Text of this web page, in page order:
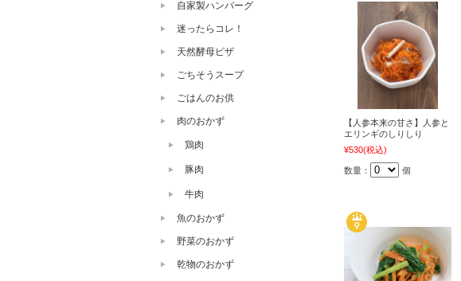
【人参本来の甘さ】人参と
エリンギのしりしり
¥530(税込)
数量： 個
自家製ハンバーグ
迷ったらコレ！
天然酵母ピザ
ごちそうスープ
ごはんのお供
肉のおかず
鶏肉
豚肉
牛肉
魚のおかず
野菜のおかず
乾物のおかず